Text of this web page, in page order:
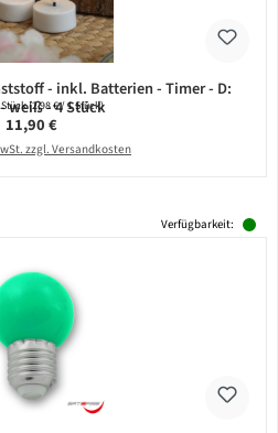
- inkl. Batterien - Timer - D:
weiß - 4 Stück
Stück(2,98 € / 1 Stück)
Regulärer Preis:
11,90 €
zzgl. Versandkosten
Verfügbarkeit: